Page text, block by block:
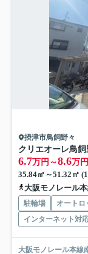
摂津市鳥飼野々
クリエオーレ鳥飼
6.7万円～8.6万円
35.84㎡～51.32㎡
大阪モノレール
駐輪場 オートロ
インターネット対
大阪モノレール本線